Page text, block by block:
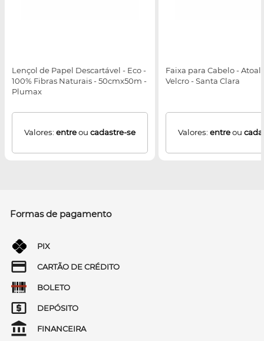
Lençol de Papel Descartável - Eco -
100% Fibras Naturais - 50cmx50m -
Plumax
Valores: entreou cadastre-se
Faixa para Cabelo -
Velcro - Santa Clara
Valores: entreou
Formas de pagamento
PIX
CARTÃO DE CRÉDITO
BOLETO
DEPÓSITO
FINANCEIRA